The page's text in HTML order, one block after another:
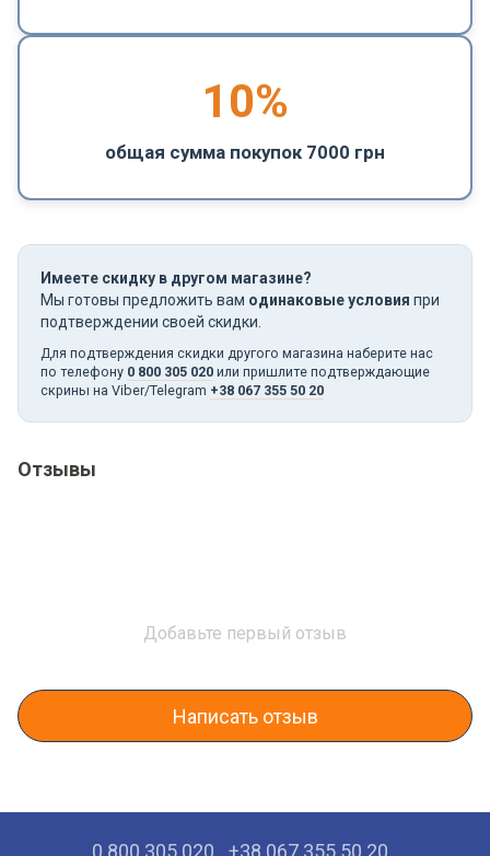
10%
общая сумма покупок 7000 грн
Имеете скидку в другом магазине?
Мы готовы предложить вам одинаковые условия при
подтверждении своей скидки.
Для подтверждения скидки другого магазина наберите нас
по телефону 0 800 305 020 или пришлите подтверждающие
скрины на Viber/Telegram +38 067 355 50 20
Отзывы
Добавьте первый отзыв
Написать отзыв
0 800 305 020 +38 067 355 50 20